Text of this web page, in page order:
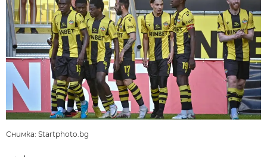
Снимка: Startphoto.bg